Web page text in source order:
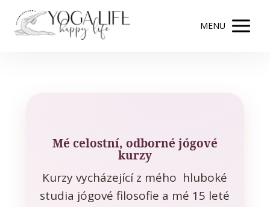
MENU
Mé celostní, odborné jógové
kurzy
Kurzy vycházející z mého hluboké
studia jógové filosofie a mé 15 leté